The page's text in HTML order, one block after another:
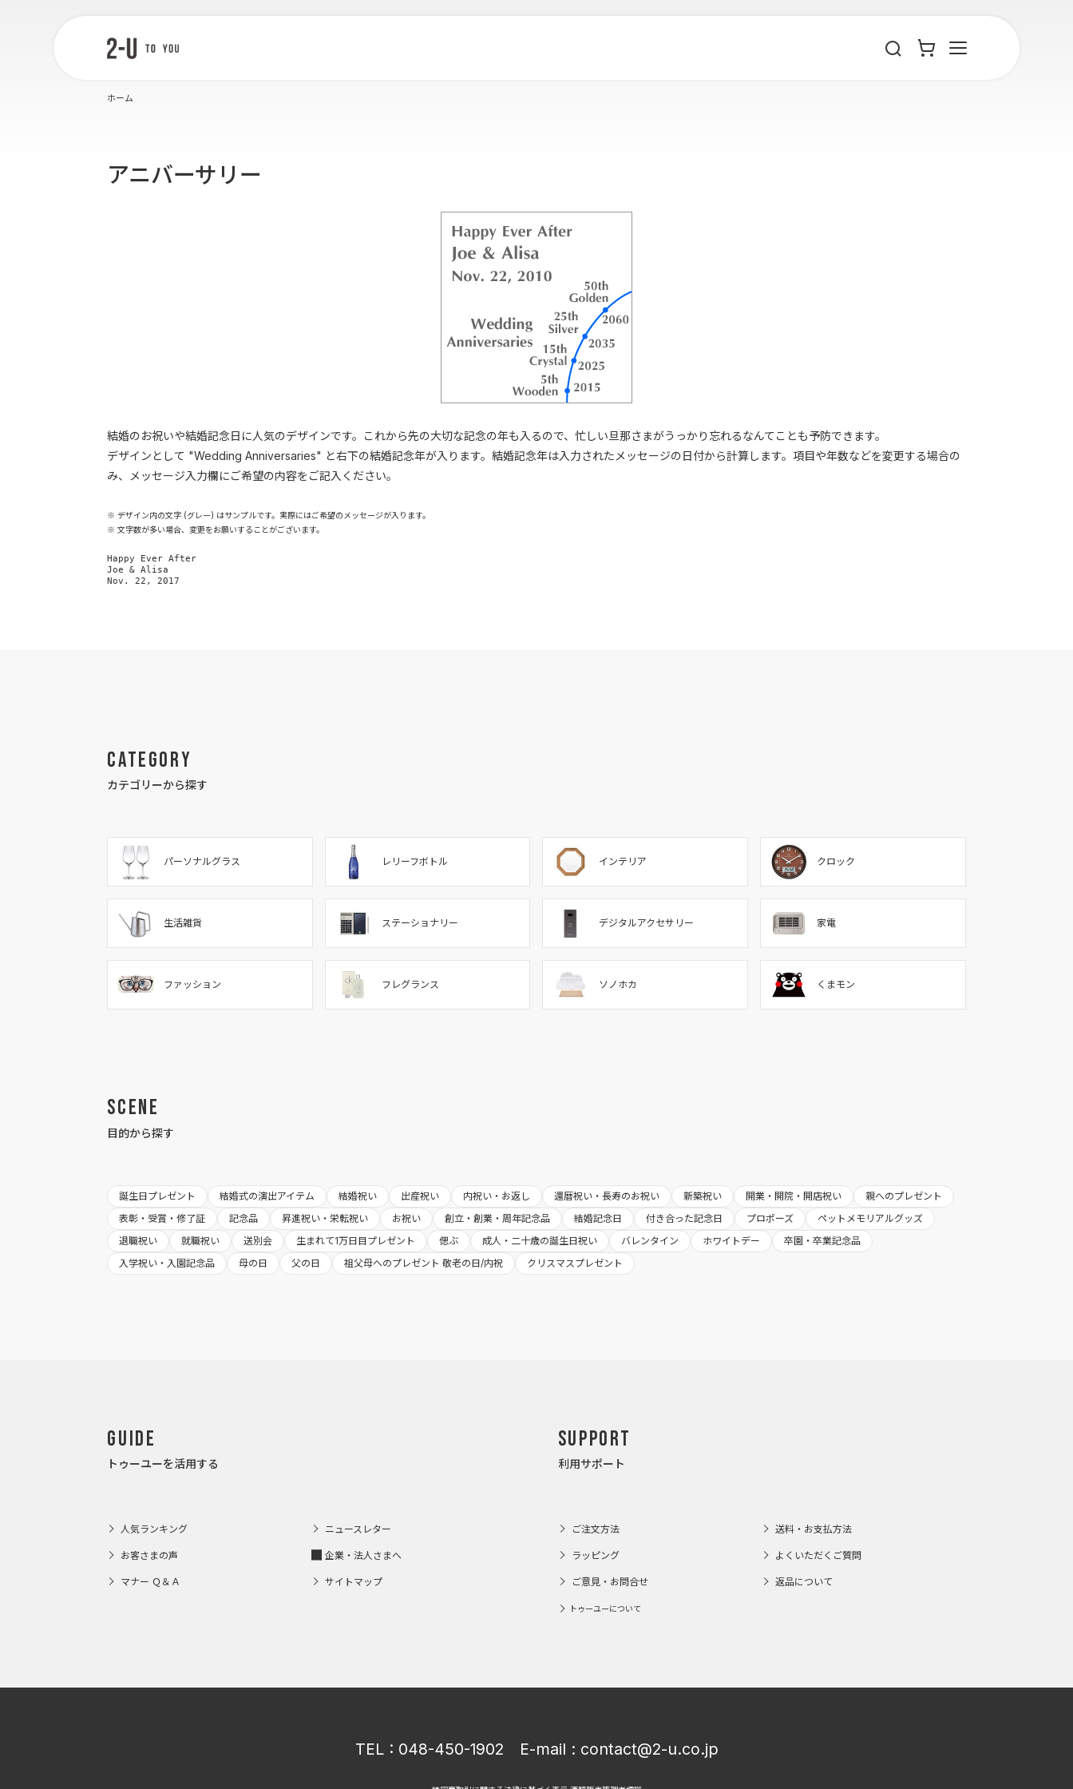
ホーム
アニバーサリー
結婚のお祝いや結婚記念日に人気のデザインです。これから先の大切な記念の年も入るので、忙しい旦那さまがうっかり忘れるなんてことも予防できます。
デザインとして "Wedding Anniversaries" と右下の結婚記念年が入ります。結婚記念年は入力されたメッセージの日付から計算します。項目や年数などを変更する場合の
み、メッセージ入力欄にご希望の内容をご記入ください。
※ デザイン内の文字 (グレー) はサンプルです。実際にはご希望のメッセージが入ります。
※ 文字数が多い場合、変更をお願いすることがございます。
Happy Ever After
Joe & Alisa
Nov. 22, 2017
Category
カテゴリーから探す
パーソナルグラス レリーフボトル インテリア クロック
生活雑貨 ステーショナリー デジタルアクセサリー 家電
ファッション フレグランス ソノホカ くまモン
Scene
目的から探す
誕生日プレゼント 結婚式の演出アイテム 結婚祝い 出産祝い 内祝い・お返し 還暦祝い・長寿のお祝い 新築祝い 開業・開院・開店祝い
親へのプレゼント
表彰・受賞・修了証
記念品 昇進祝い・栄転祝い お祝い 創立・創業・周年記念品 結婚記念日 付き合った記念日 プロポーズ
ペットメモリアルグッズ
退職祝い
就職祝い 送別会 生まれて1万日目プレゼント 偲ぶ 成人・二十歳の誕生日祝い バレンタイン ホワイトデー
卒園・卒業記念品
入学祝い・入園記念品
母の日 父の日 祖父母へのプレゼント 敬老の日/内祝 クリスマスプレゼント
Guide
トゥーユーを活用する
人気ランキング ニュースレター
お客さまの声 企業・法人さまへ
マナー Ｑ＆Ａ サイトマップ
Support
利用サポート
ご注文方法 送料・お支払方法
ラッピング よくいただくご質問
ご意見・お問合せ 返品について
トゥーユーについて
TEL : 048-450-1902 E-mail : contact@2-u.co.jp